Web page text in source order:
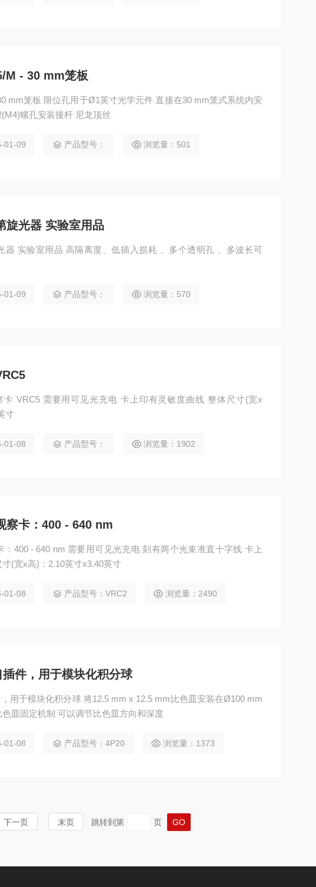
M - 30 mm笼板
mm笼板 限位孔用于Ø1英寸光学元件 直接在30 mm笼式系统内安
螺孔安装接杆 尼龙顶丝
01-09 产品型号： 浏览量：501
旋光器 实验室用品
器 实验室用品 高隔离度、低插入损耗 、多个透明孔 、多波长可
01-09 产品型号： 浏览量：570
卡 VRC5 需要用可见光充电 卡上印有灵敏度曲线 整体尺寸(宽x
寸
01-08 产品型号： 浏览量：1902
察卡：400 - 640 nm
：400 - 640 nm 需要用可见光充电 刻有两个光束准直十字线 卡上
(宽x高)：2.10英寸x3.40英寸
01-08 产品型号：VRC2 浏览量：2490
插件，用于模块化积分球
用于模块化积分球 将12.5 mm x 12.5 mm比色皿安装在Ø100 mm
快拆式比色皿固定机制 可以调节比色皿方向和深度
01-08 产品型号：4P20 浏览量：1373
下一页 末页 跳转到第 页